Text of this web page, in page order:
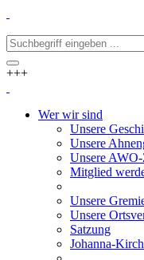
+++
Wer wir sind
Unsere
Unsere
Unsere
Mitglied
Unsere
Unsere
Satzung
Johanna-